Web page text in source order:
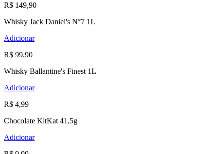
R$ 149,90
Whisky Jack Daniel's N°7 1L
Adicionar
R$ 99,90
Whisky Ballantine's Finest 1L
Adicionar
R$ 4,99
Chocolate KitKat 41,5g
Adicionar